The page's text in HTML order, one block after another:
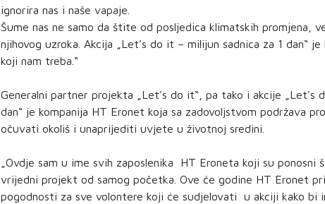
ignorira nas i naše vapaje.
Šume nas ne samo da štite od posljedica klimatskih promjena,
njihovog uzroka. Akcija „Let’s do it – milijun sadnica za 1 dan“
koji nam treba.“
Generalni partner projekta „Let's do it“, pa tako i akcije „Let's
dan“ je kompanija HT Eronet koja sa zadovoljstvom podržava
očuvati okoliš i unaprijediti uvjete u životnoj sredini.
„Ovdje sam u ime svih zaposlenika HT Eroneta koji su ponosni
vrijedni projekt od samog početka. Ove će godine HT Eronet
pogodnosti za sve volontere koji će sudjelovati u akciji kako bi